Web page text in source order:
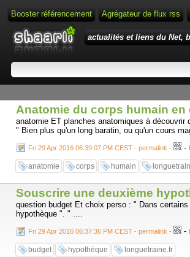
Booster référencement Agrégateur de flux rss
actualités et liens du Net,
Anatomie du corps humain en
anatomie ET planches anatomiques à découvrir
" Bien plus qu'un long baratin, ou qu'un cours
Fri 29 Apr 2016 06:39:07 PM CEST - permalink - -
anatomie corps humain
Souscrire une deuxième
question budget Et choix perso : " Dans
hypothèque ". " ....
Fri 29 Apr 2016 06:37:36 PM CEST - permalink - -
budget hypothèque longuetraine.fr